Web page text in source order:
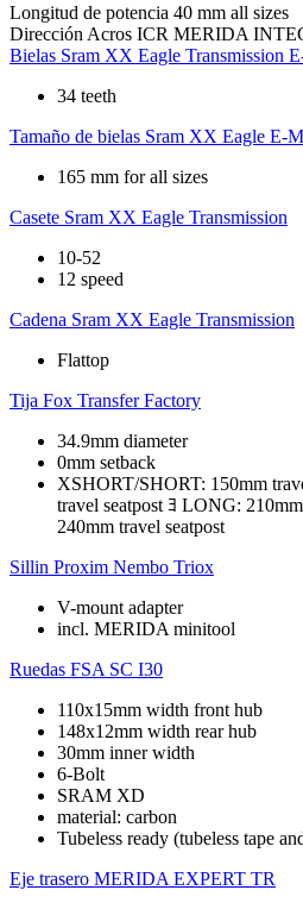
Longitud de potencia 40 mm all sizes
Dirección Acros ICR MERIDA
Bielas Sram XX Eagle Transmission
34 teeth
Tamaño de bielas Sram XX Eagle E-
165 mm for all sizes
Casete Sram XX Eagle Transmission
10-52
12 speed
Cadena Sram XX Eagle Transmission
Flattop
Tija Fox Transfer Factory
34.9mm diameter
0mm setback
XSHORT/SHORT: 150mm
travel seatpost ﾖ LONG:
240mm travel seatpost
Sillin Proxim Nembo Triox
V-mount adapter
incl. MERIDA minitool
Ruedas FSA SC I30
110x15mm width front hub
148x12mm width rear hub
30mm inner width
6-Bolt
SRAM XD
material: carbon
Tubeless ready (tubeless tape
Eje trasero MERIDA EXPERT TR